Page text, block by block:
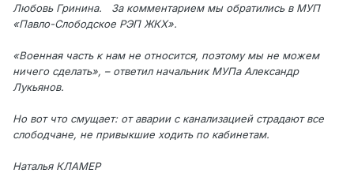
Любовь Гринина. За комментарием мы обратились в МУП
«Павло-Слободское РЭП ЖКХ».
«Военная часть к нам не относится, поэтому мы не можем
ничего сделать», – ответил начальник МУПа Александр
Лукьянов.
Но вот что смущает: от аварии с канализацией страдают все
слободчане, не привыкшие ходить по кабинетам.
Наталья КЛАМЕР